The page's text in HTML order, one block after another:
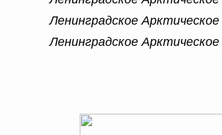
Ленинградское
Ленинградское